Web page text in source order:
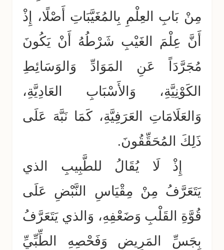
مِنْ بَابِ العِلْمِ بِالمُغَيَّبَاتِ أَصْلًا، إِذْ
أَنَّ عِلْمَ الغَيْبِ شَرْطُهُ أَنْ يَكُونَ
مُجَرَّدَاً عَنِ المَوَادِّ وَالوَسَائِطِ
الكَوْنِيَّةِ، وَالأَسْبَابِ العَادِيَّةِ،
وَالعَلَامَاتِ العَرَفِيَّةِ، كَمَا نَبَّهَ عَلَى
ذَلِكَ المُحَقِّقُونَ.
إِذْ لَا يُقَالُ للطَّبِيبِ الذي
يَتَعَرَّفُ مِنْ مِقْيَاسِ النَّبْضِ عَلَى
قُوَّةِ القَلْبِ وَضَعْفِهِ، وَالذي يَتَعَرَّفُ
بِجَسِّ المَرِيضِ وَفَحْصِهِ الطِّبِّيِّ